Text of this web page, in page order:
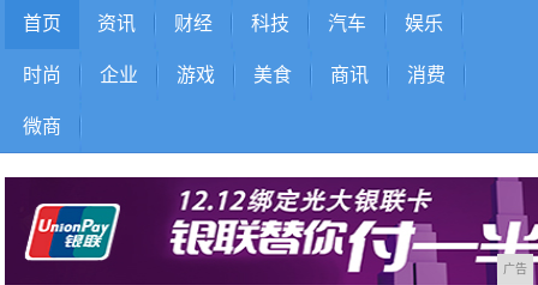
首页 资讯 财经 科技 汽车 娱乐
时尚 企业 游戏 美食 商讯 消费
微商
广告